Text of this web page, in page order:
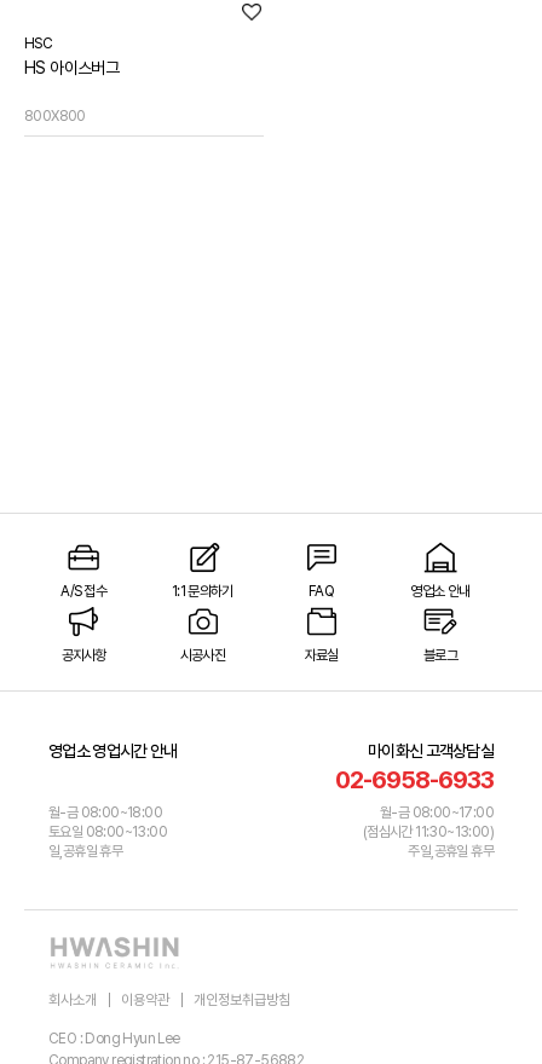
HSC
HS 아이스버그
800X800
A/S 접수 1:1 문의하기 FAQ 영업소 안내
공지사항 시공사진 자료실 블로그
영업소 영업시간 안내
월-금 08:00~18:00
토요일 08:00~13:00
일,공휴일 휴무
마이화신 고객상담실
02-6958-6933
월-금 08:00~17:00
(점심시간 11:30~13:00)
주일,공휴일 휴무
회사소개 이용약관 개인정보취급방침
CEO : Dong Hyun Lee
Company registration no : 215-87-56882